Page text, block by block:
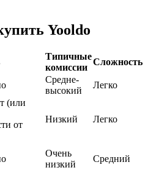
трейдерам
Yooldo
Типичные
комиссии
Сложность
Средне-
высокий
Легко
(или
от
Низкий Легко
Очень
низкий
Средний